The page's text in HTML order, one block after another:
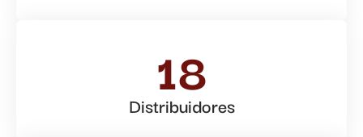
18
Distribuidores